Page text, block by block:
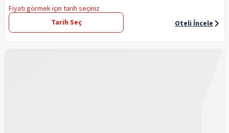
Fiyatı görmek için tarih seçiniz
Tarih Seç
Oteli İncele